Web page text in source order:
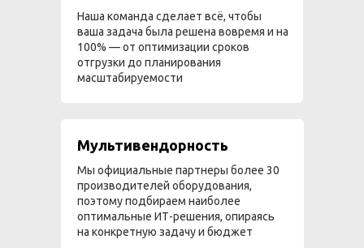
Мультивендорность
Мы официальные партнеры более 30
производителей оборудования,
поэтому подбираем наиболее
оптимальные ИТ-решения, опираясь
на конкретную задачу и бюджет
Наша команда сделает всё, чтобы
ваша задача была решена вовремя и на
100% — от оптимизации сроков
отгрузки до планирования
масштабируемости